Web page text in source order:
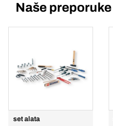
Naše preporuke
set alata